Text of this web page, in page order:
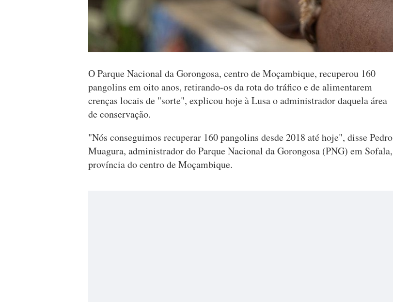
O Parque Nacional da Gorongosa, centro de Moçambique, recuperou 160
pangolins em oito anos, retirando-os da rota do tráfico e de alimentarem
crenças locais de "sorte", explicou hoje à Lusa o administrador daquela área
de conservação.
"Nós conseguimos recuperar 160 pangolins desde 2018 até hoje", disse Pedro
Muagura, administrador do Parque Nacional da Gorongosa (PNG) em Sofala,
província do centro de Moçambique.